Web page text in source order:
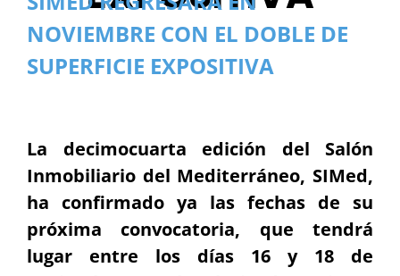
NOVIEMBRE CON EL DOBLE DE
SUPERFICIE EXPOSITIVA
La decimocuarta edición del Salón
Inmobiliario del Mediterráneo, SIMed,
ha confirmado ya las fechas de su
próxima convocatoria, que tendrá
lugar entre los días 16 y 18 de